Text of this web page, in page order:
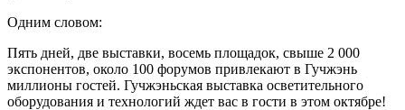
Одним словом:
Пять дней, две выставки, восемь площадок, свыше 2 000
экспонентов, около 100 форумов привлекают в Гучжэнь
миллионы гостей. Гучжэньская выставка осветительного
оборудования и технологий ждет вас в гости в этом октябре!